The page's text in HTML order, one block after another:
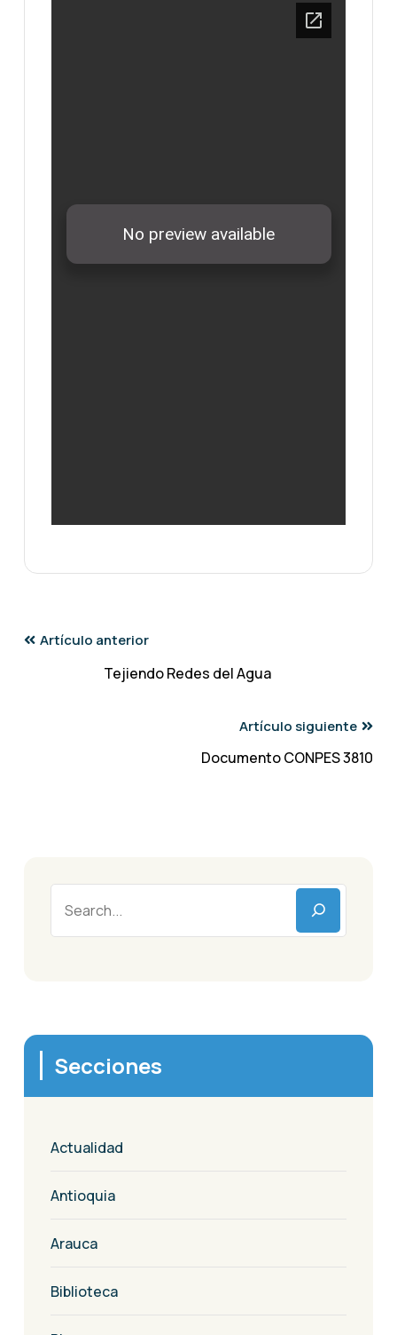
Artículo anterior
Tejiendo Redes del Agua
Artículo siguiente
Documento CONPES 3810
Secciones
Actualidad
Antioquia
Arauca
Biblioteca